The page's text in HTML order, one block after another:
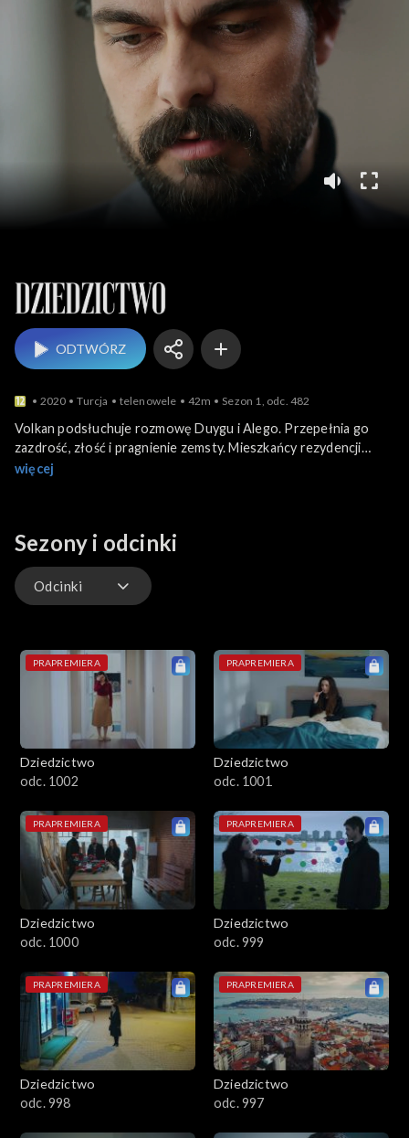
Dziedzictwo
ODTWÓRZ
2020 Turcja telenowele 42m Sezon 1, odc. 482
Volkan podsłuchuje rozmowę Duygu i Alego. Przepełnia go
zazdrość, złość i pragnienie zemsty. Mieszkańcy rezydencji
dzielą się z sobą miłymi wrażeniami z przyjęcia Yusufa. Chłopiec
więcej
Sezony i odcinki
Odcinki
PRAPREMIERA
Dziedzictwo
odc. 1002
PRAPREMIERA
Dziedzictwo
odc. 1001
PRAPREMIERA
Dziedzictwo
odc. 1000
PRAPREMIERA
Dziedzictwo
odc. 999
PRAPREMIERA
Dziedzictwo
odc. 998
PRAPREMIERA
Dziedzictwo
odc. 997